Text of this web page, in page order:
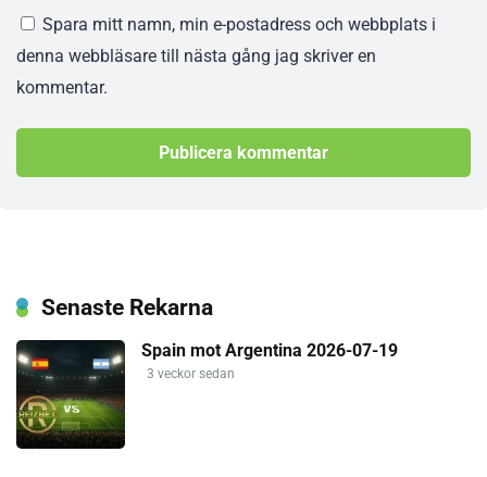
Spara mitt namn, min e-postadress och webbplats i
denna webbläsare till nästa gång jag skriver en
kommentar.
Senaste Rekarna
Spain mot Argentina 2026-07-19
3 veckor sedan